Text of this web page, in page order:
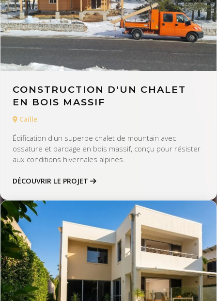
CONSTRUCTION D'UN CHALET
EN BOIS MASSIF
Caille
Édification d'un superbe chalet de mountain avec
ossature et bardage en bois massif, conçu pour résister
aux conditions hivernales alpines.
DÉCOUVRIR LE PROJET